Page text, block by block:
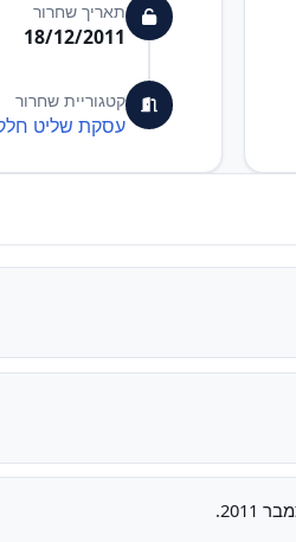
תאריך שחרור
18/12/2011
קטגוריית שחרור
עסקת שליט